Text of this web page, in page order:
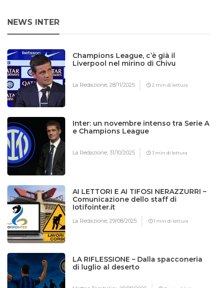
NEWS INTER
Champions League, c’è già il
Liverpool nel mirino di Chivu
La Redazione,28/11/2025 2 min di lettura
Inter: un novembre intenso tra Serie A
e Champions League
La Redazione,31/10/2025 3 min di lettura
AI LETTORI E AI TIFOSI NERAZZURRI –
Comunicazione dello staff di
Iotifointer.it
La Redazione,29/08/2025 1 min di lettura
LA RIFLESSIONE – Dalla spacconeria
di luglio al deserto